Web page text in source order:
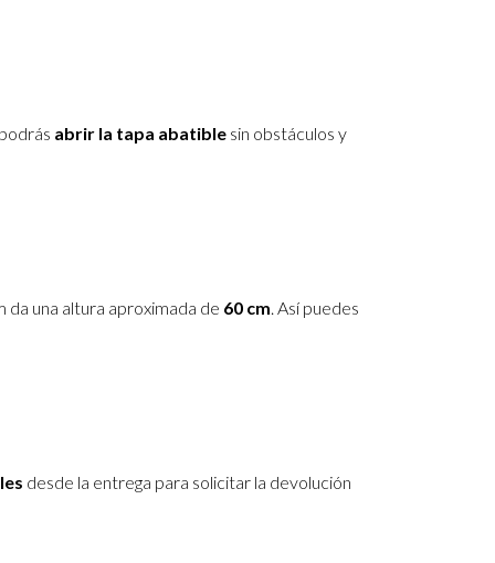
abrir la tapa abatible sin obstáculos y
da una altura aproximada de 60 cm. Así puedes
desde la entrega para solicitar la devolución